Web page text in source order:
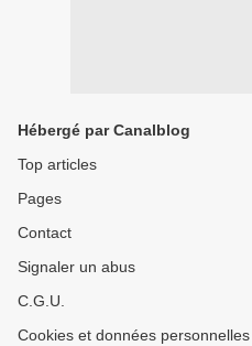
Hébergé par Canalblog
Top articles
Pages
Contact
Signaler un abus
C.G.U.
Cookies et données personnelles